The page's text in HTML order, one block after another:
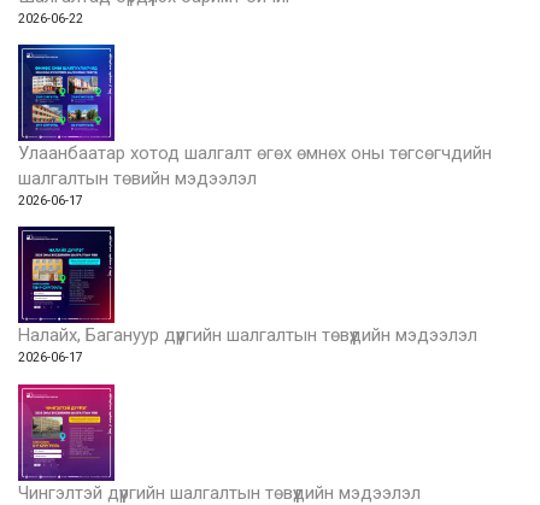
2026-06-22
Улаанбаатар хотод шалгалт өгөх өмнөх оны төгсөгчдийн
шалгалтын төвийн мэдээлэл
2026-06-17
Налайх, Багануур дүүргийн шалгалтын төвүүдийн мэдээлэл
2026-06-17
Чингэлтэй дүүргийн шалгалтын төвүүдийн мэдээлэл